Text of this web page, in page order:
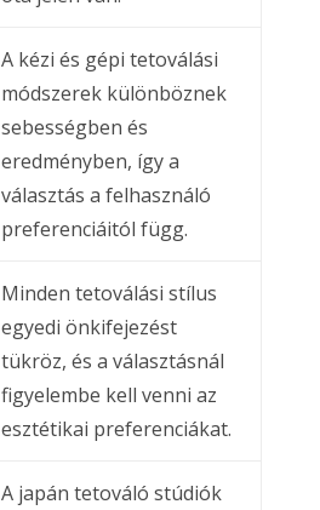
A kézi és gépi tetoválási
módszerek különböznek
sebességben és
eredményben, így a
választás a felhasználó
preferenciáitól függ.
Minden tetoválási stílus
egyedi önkifejezést
tükröz, és a választásnál
figyelembe kell venni az
esztétikai preferenciákat.
A japán tetováló stúdiók